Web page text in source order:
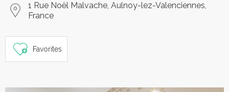
1 Rue Noël Malvache, Aulnoy-lez-Valenciennes,
France
Favorites